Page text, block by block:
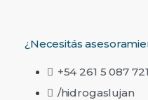
¿Necesitás
+54 261 5 087 721
/hidrogaslujan